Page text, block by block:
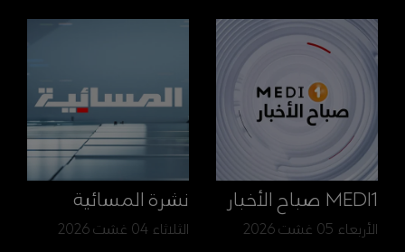
MEDI1 صباح الأخبار
الأربعاء 05 غشت 2026
نشرة المسائية
الثلاثاء 04 غشت 2026